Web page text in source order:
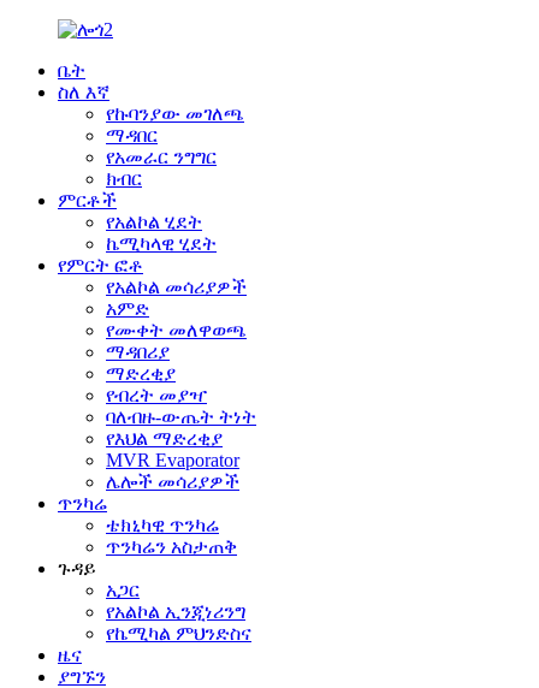
ቤት
ስለ እኛ
የኩባንያው መገለጫ
ማዳበር
የአመራር ንግግር
ክብር
ምርቶች
የአልኮል ሂደት
ኬሚካላዊ ሂደት
የምርት ፎቶ
የአልኮል መሳሪያዎች
አምድ
የሙቀት መለዋወጫ
ማዳበሪያ
ማድረቂያ
የብረት መያዣ
ባለብዙ-ውጤት ትነት
የእህል ማድረቂያ
MVR Evaporator
ሌሎች መሳሪያዎች
ጥንካሬ
ቴክኒካዊ ጥንካሬ
ጥንካሬን አስታጠቅ
ጉዳይ
አጋር
የአልኮል ኢንጂነሪንግ
የኬሚካል ምህንድስና
ዜና
ያግኙን